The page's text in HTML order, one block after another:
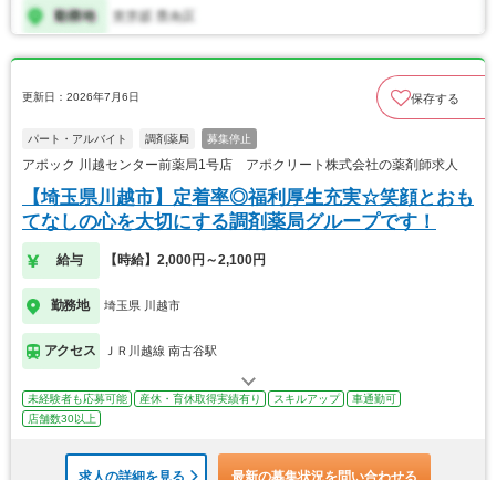
更新日：2026年7月6日 保存する
パート・アルバイト 調剤薬局 募集停止
アポック 川越センター前薬局1号店 アポクリート株式会社の薬剤師求人
【埼玉県川越市】定着率◎福利厚生充実☆笑顔とおも
てなしの心を大切にする調剤薬局グループです！
給与 【時給】2,000円～2,100円
勤務地 埼玉県 川越市
アクセス ＪＲ川越線 南古谷駅
未経験者も応募可能 産休・育休取得実績有り スキルアップ
車通勤可
店舗数30以上
求人の詳細を見る 最新の募集状況を問い合わせる